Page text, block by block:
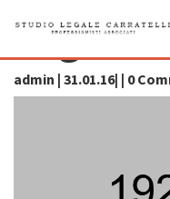
img05
admin | 31.01.16| | 0